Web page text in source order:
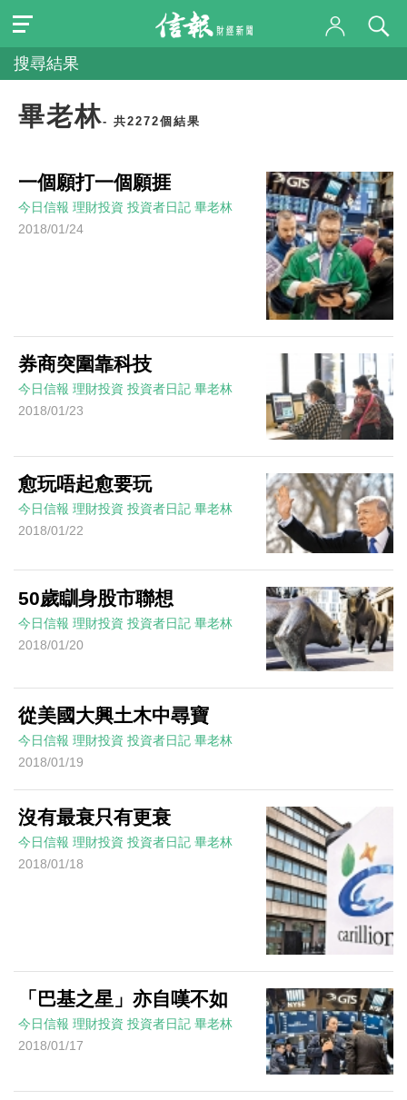
搜尋結果
畢老林- 共2272個結果
一個願打一個願捱
今日信報 理財投資 投資者日記 畢老林
2018/01/24
券商突圍靠科技
今日信報 理財投資 投資者日記 畢老林
2018/01/23
愈玩唔起愈要玩
今日信報 理財投資 投資者日記 畢老林
2018/01/22
50歲瞓身股市聯想
今日信報 理財投資 投資者日記 畢老林
2018/01/20
從美國大興土木中尋寶
今日信報 理財投資 投資者日記 畢老林
2018/01/19
沒有最衰只有更衰
今日信報 理財投資 投資者日記 畢老林
2018/01/18
「巴基之星」亦自嘆不如
今日信報 理財投資 投資者日記 畢老林
2018/01/17